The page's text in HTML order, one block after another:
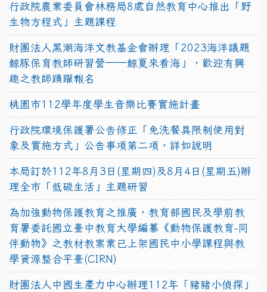
行政院農業委員會林務局8處自然教育中心推出「野
生物方程式」主題課程
財團法人黑潮海洋文教基金會辦理「2023海洋議題
鯨豚保育教師研習營──鯨夏來看海」，歡迎有興
趣之教師踴躍報名
桃園市112學年度學生音樂比賽實施計畫
行政院環境保護署公告修正「免洗餐具限制使用對
象及實施方式」公告事項第二項，詳如說明
本局訂於112年8月3日(星期四)及8月4日(星期五)辦
理全市「低碳生活」主題研習
為加強動物保護教育之推廣，教育部國民及學前教
育署委託國立臺中教育大學編纂《動物保護教育-同
伴動物》之教材教案業已上架國民中小學課程與教
學資源整合平臺(CIRN)
財團法人中國生產力中心辦理112年「豬豬小偵探」